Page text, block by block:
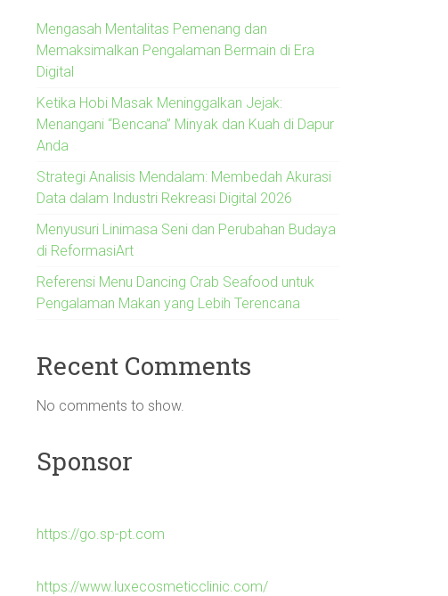
Mengasah Mentalitas Pemenang dan
Memaksimalkan Pengalaman Bermain di Era
Digital
Ketika Hobi Masak Meninggalkan Jejak:
Menangani “Bencana” Minyak dan Kuah di Dapur
Anda
Strategi Analisis Mendalam: Membedah Akurasi
Data dalam Industri Rekreasi Digital 2026
Menyusuri Linimasa Seni dan Perubahan Budaya
di ReformasiArt
Referensi Menu Dancing Crab Seafood untuk
Pengalaman Makan yang Lebih Terencana
Recent Comments
No comments to show.
Sponsor
https://go.sp-pt.com
https://www.luxecosmeticclinic.com/